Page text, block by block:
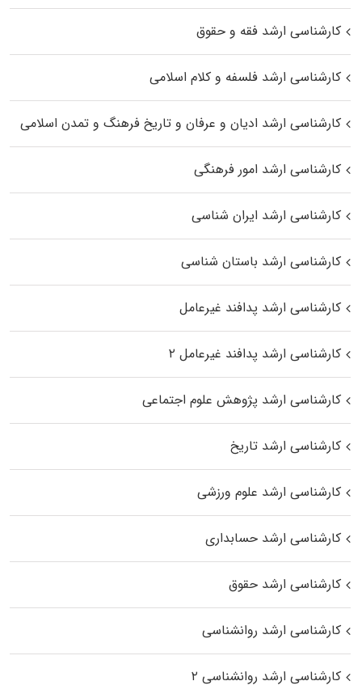
کارشناسی ارشد فقه و حقوق
کارشناسی ارشد فلسفه و کلام اسلامی
کارشناسی ارشد ادیان و عرفان و تاریخ فرهنگ و تمدن اسلامی
کارشناسی ارشد امور فرهنگی
کارشناسی ارشد ایران شناسی
کارشناسی ارشد باستان شناسی
کارشناسی ارشد پدافند غیرعامل
کارشناسی ارشد پدافند غیرعامل ۲
کارشناسی ارشد پژوهش علوم اجتماعی
کارشناسی ارشد تاریخ
کارشناسی ارشد علوم ورزشی
کارشناسی ارشد حسابداری
کارشناسی ارشد حقوق
کارشناسی ارشد روانشناسی
کارشناسی ارشد روانشناسی ۲